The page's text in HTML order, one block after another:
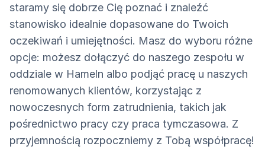
staramy się dobrze Cię poznać i znaleźć
stanowisko idealnie dopasowane do Twoich
oczekiwań i umiejętności. Masz do wyboru różne
opcje: możesz dołączyć do naszego zespołu w
oddziale w Hameln albo podjąć pracę u naszych
renomowanych klientów, korzystając z
nowoczesnych form zatrudnienia, takich jak
pośrednictwo pracy czy praca tymczasowa. Z
przyjemnością rozpoczniemy z Tobą współpracę!